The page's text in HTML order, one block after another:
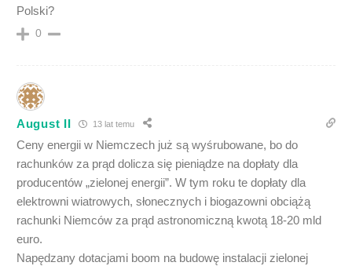
Polski?
0
August II 13 lat temu
Ceny energii w Niemczech już są wyśrubowane, bo do
rachunków za prąd dolicza się pieniądze na dopłaty dla
producentów „zielonej energii”. W tym roku te dopłaty dla
elektrowni wiatrowych, słonecznych i biogazowni obciążą
rachunki Niemców za prąd astronomiczną kwotą 18-20 mld
euro.
Napędzany dotacjami boom na budowę instalacji zielonej